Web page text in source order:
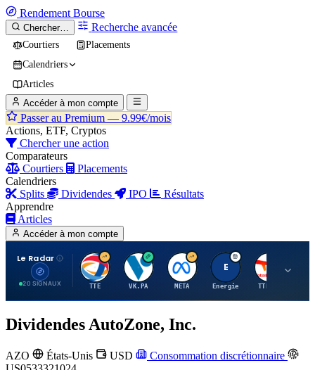
Rendement Bourse
Chercher… Recherche avancée
Courtiers
Placements
Calendriers
Articles
Accéder à mon compte
Passer au Premium — 9.99€/mois
Actions, ETF, Cryptos
Chercher une action
Comparateurs
Courtiers
Placements
Calendriers
Splits
Dividendes IPO
Résultats
Apprendre
Articles
Accéder à mon compte
Le Radar
20 SIGNAUX
T
TTE
V
VK.PA
M
META
E
Energie
T
TTE.PA
Dividendes AutoZone, Inc.
AZO États-Unis USD
Consommation discrétionnaire